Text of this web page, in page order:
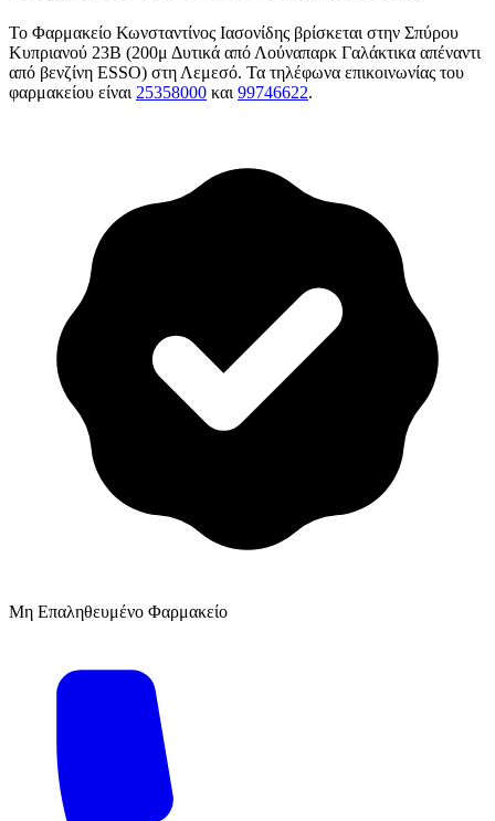
Το Φαρμακείο Κωνσταντίνος Ιασονίδης βρίσκεται στην Σπύρου
Κυπριανού 23Β (200μ Δυτικά από Λούναπαρκ Γαλάκτικα απέναντι
από βενζίνη ESSO) στη Λεμεσό. Τα τηλέφωνα επικοινωνίας του
φαρμακείου είναι 25358000 και 99746622.
Μη Επαληθευμένο Φαρμακείο